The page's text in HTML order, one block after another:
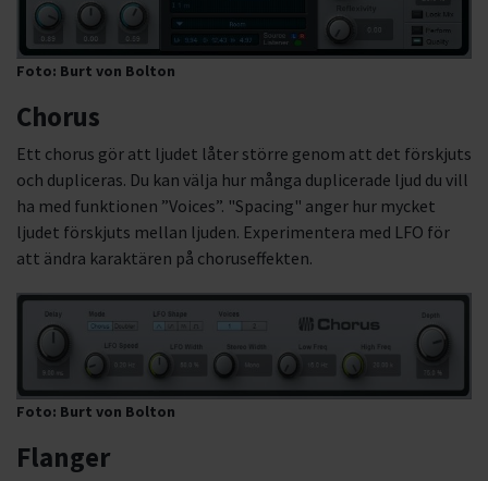
Foto: Burt von Bolton
Chorus
Ett chorus gör att ljudet låter större genom att det förskjuts
och dupliceras. Du kan välja hur många duplicerade ljud du vill
ha med funktionen ”Voices”. "Spacing" anger hur mycket
ljudet förskjuts mellan ljuden. Experimentera med LFO för
att ändra karaktären på choruseffekten.
Foto: Burt von Bolton
Flanger